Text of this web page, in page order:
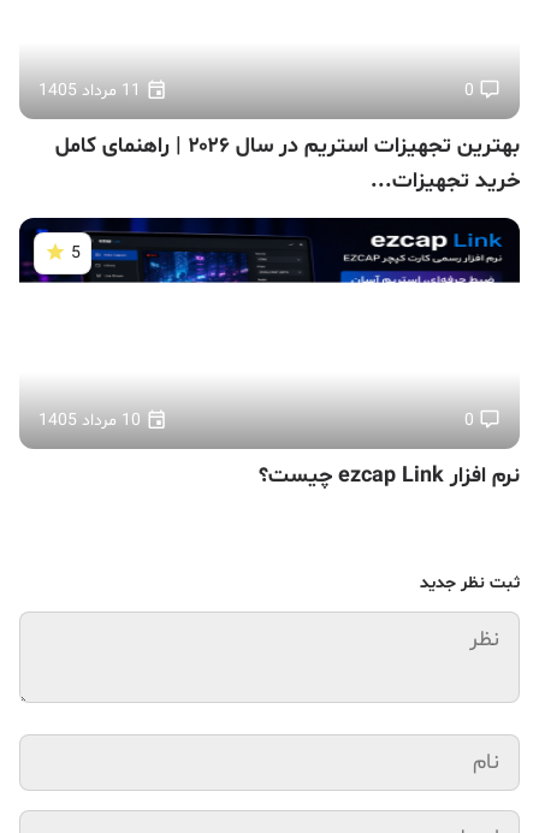
11 مرداد 1405 0
بهترین تجهیزات استریم در سال ۲۰۲۶ | راهنمای کامل
خرید تجهیزات...
10 مرداد 1405
5
0
نرم افزار ezcap Link چیست؟
ثبت نظر جدید